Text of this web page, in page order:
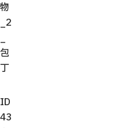
物
_2
_
包
丁
ID
43